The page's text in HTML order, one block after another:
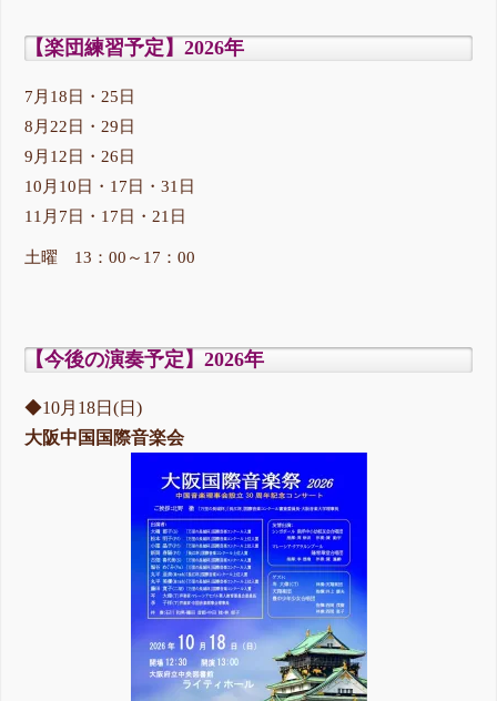
【楽団練習予定】2026年
7月18日・25日
8月22日・29日
9月12日・26日
10月10日・17日・31日
11月7日・17日・21日
土曜 13：00～17：00
【今後の演奏予定】2026年
◆10月18日(日)
大阪中国国際音楽会